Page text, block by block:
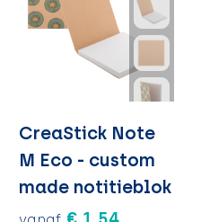
CreaStick Note
M Eco - custom
made notitieblok